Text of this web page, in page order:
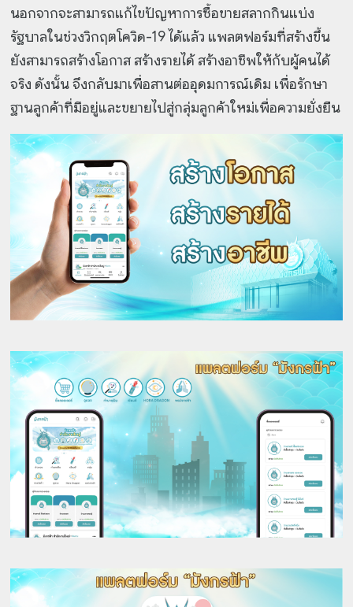
นอกจากจะสามารถแก้ไขปัญหาการซื้อขายสลากกินแบ่ง
รัฐบาลในช่วงวิกฤตโควิด-19 ได้แล้ว แพลตฟอร์มที่สร้างขึ้น
ยังสามารถสร้างโอกาส สร้างรายได้ สร้างอาชีพให้กับผู้คนได้
จริง ดังนั้น จึงกลับมาเพื่อสานต่ออุดมการณ์เดิม เพื่อรักษา
ฐานลูกค้าที่มีอยู่และขยายไปสู่กลุ่มลูกค้าใหม่เพื่อความยั่งยืน